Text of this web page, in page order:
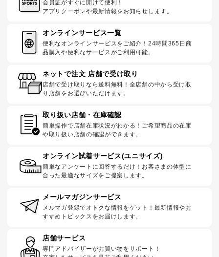
会員証がすぐに開けて便利！
アプリクーポンや最新情報をお知らせします。
オンラインサービス一覧
便利なオンラインサービスをご紹介！24時間365日商
品購入や便利なサービスがご利用可能。
ネットで注文 店舗で受け取り
店舗で受け取りなら送料無料！全店舗の中から受け取
り店舗をお選びいただけます。
取り扱い店舗・在庫確認
簡単操作で店舗在庫状況がわかる！ご希望商品の在庫
や取り扱い店舗の確認ができます。
オンライン試着サービス(ユニサイズ)
簡単なアンケートに回答するだけ！お客さまの体型に
合った最適なサイズをご提案します。
メールマガジンサービス
メルマガ登録でオトクな情報をゲット！最新情報やお
すすめトピックスをお届けします。
店舗サービス
専門アドバイザーがお買い物をサポート！